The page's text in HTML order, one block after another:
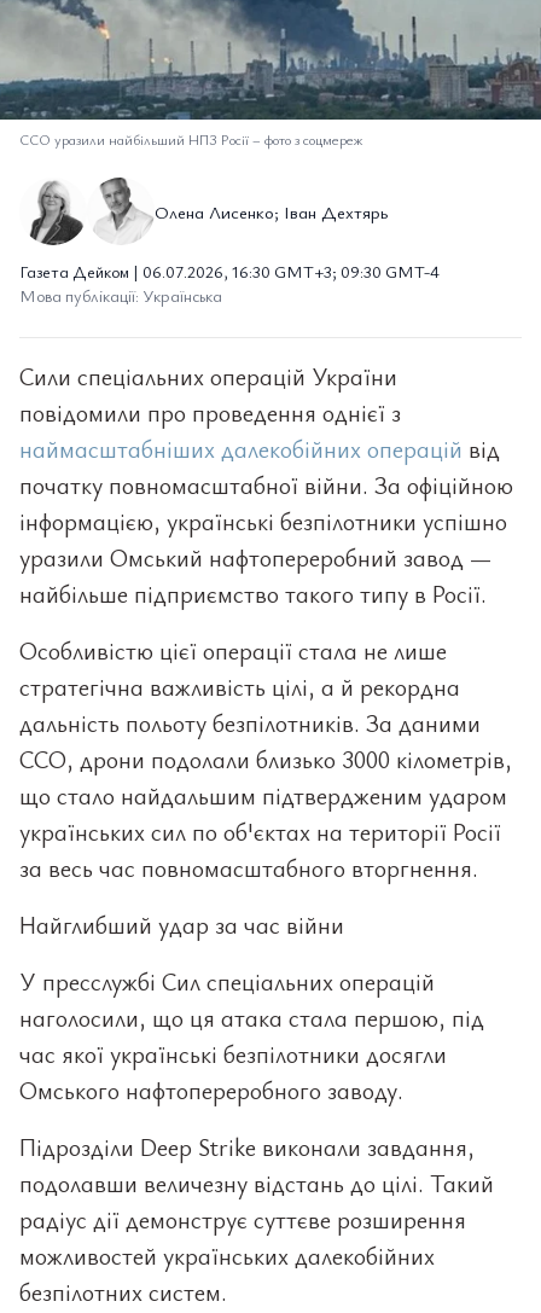
ССО уразили найбільший НПЗ Росії– фото з соцмереж
Олена Лисенко; Іван Дехтярь
Газета Дейком | 06.07.2026, 16:30 GMT+3; 09:30 GMT-4
Мова публікації: Українська
Сили спеціальних операцій України
повідомили про проведення однієї з
наймасштабніших далекобійних операцій від
початку повномасштабної війни. За офіційною
інформацією, українські безпілотники успішно
уразили Омський нафтопереробний завод —
найбільше підприємство такого типу в Росії.
Особливістю цієї операції стала не лише
стратегічна важливість цілі, а й рекордна
дальність польоту безпілотників. За даними
ССО, дрони подолали близько 3000 кілометрів,
що стало найдальшим підтвердженим ударом
українських сил по об'єктах на території Росії
за весь час повномасштабного вторгнення.
Найглибший удар за час війни
У пресслужбі Сил спеціальних операцій
наголосили, що ця атака стала першою, під
час якої українські безпілотники досягли
Омського нафтопереробного заводу.
Підрозділи Deep Strike виконали завдання,
подолавши величезну відстань до цілі. Такий
радіус дії демонструє суттєве розширення
можливостей українських далекобійних
безпілотних систем.